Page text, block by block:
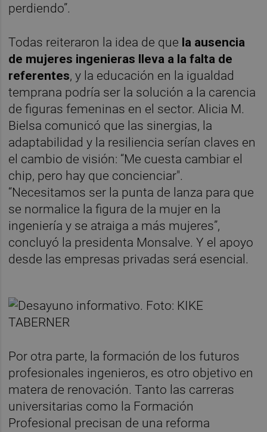
perdiendo”.
Todas reiteraron la idea de que la ausencia
de mujeres ingenieras lleva a la falta de
referentes, y la educación en la igualdad
temprana podría ser la solución a la carencia
de figuras femeninas en el sector. Alicia M.
Bielsa comunicó que las sinergias, la
adaptabilidad y la resiliencia serían claves en
el cambio de visión: “Me cuesta cambiar el
chip, pero hay que concienciar".
“Necesitamos ser la punta de lanza para que
se normalice la figura de la mujer en la
ingeniería y se atraiga a más mujeres”,
concluyó la presidenta Monsalve. Y el apoyo
desde las empresas privadas será esencial.
Por otra parte, la formación de los futuros
profesionales ingenieros, es otro objetivo en
matera de renovación. Tanto las carreras
universitarias como la Formación
Profesional precisan de una reforma